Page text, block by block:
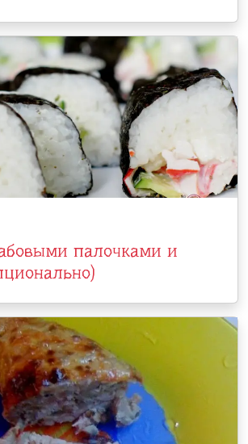
палочками и